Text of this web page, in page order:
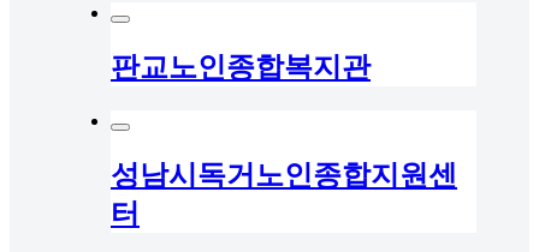
판교노인종합복지관
성남시독거노인종합지원센
터